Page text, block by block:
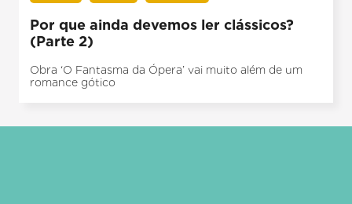
Por que ainda devemos ler clássicos?
(Parte 2)
Obra ‘O Fantasma da Ópera’ vai muito além de um
romance gótico